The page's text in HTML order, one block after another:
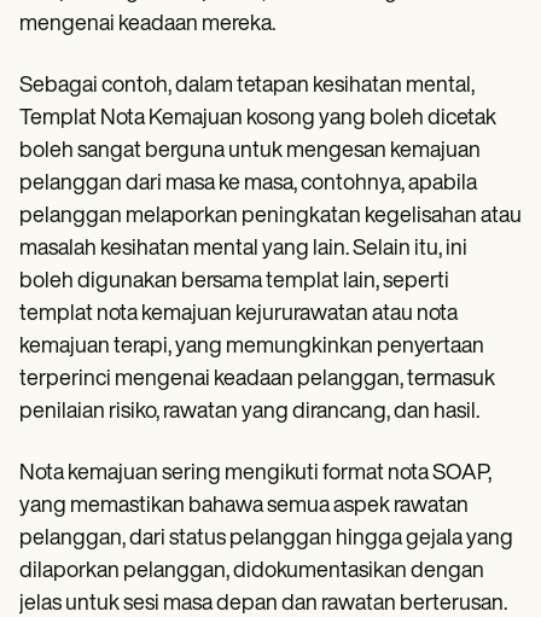
mengenai keadaan mereka.
Sebagai contoh, dalam tetapan kesihatan mental,
Templat Nota Kemajuan kosong yang boleh dicetak
boleh sangat berguna untuk mengesan kemajuan
pelanggan dari masa ke masa, contohnya, apabila
pelanggan melaporkan peningkatan kegelisahan atau
masalah kesihatan mental yang lain. Selain itu, ini
boleh digunakan bersama templat lain, seperti
templat nota kemajuan kejururawatan atau nota
kemajuan terapi, yang memungkinkan penyertaan
terperinci mengenai keadaan pelanggan, termasuk
penilaian risiko, rawatan yang dirancang, dan hasil.
Nota kemajuan sering mengikuti format nota SOAP,
yang memastikan bahawa semua aspek rawatan
pelanggan, dari status pelanggan hingga gejala yang
dilaporkan pelanggan, didokumentasikan dengan
jelas untuk sesi masa depan dan rawatan berterusan.